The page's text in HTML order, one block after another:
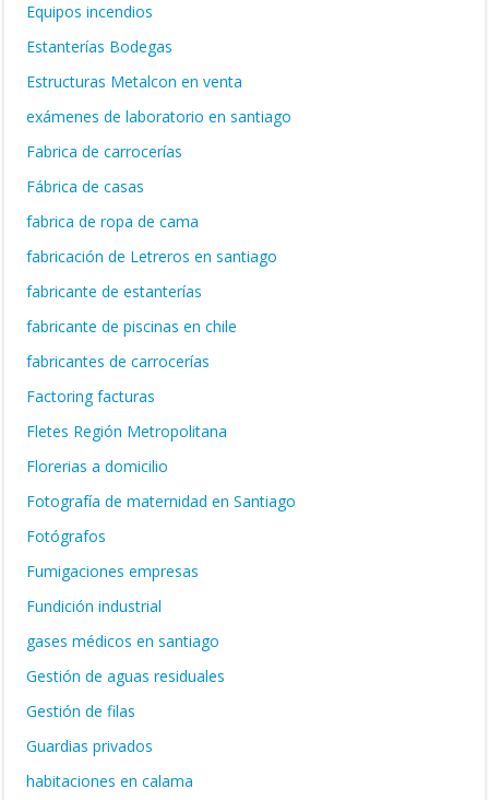
Equipos incendios
Estanterías Bodegas
Estructuras Metalcon en venta
exámenes de laboratorio en santiago
Fabrica de carrocerías
Fábrica de casas
fabrica de ropa de cama
fabricación de Letreros en santiago
fabricante de estanterías
fabricante de piscinas en chile
fabricantes de carrocerías
Factoring facturas
Fletes Región Metropolitana
Florerias a domicilio
Fotografía de maternidad en Santiago
Fotógrafos
Fumigaciones empresas
Fundición industrial
gases médicos en santiago
Gestión de aguas residuales
Gestión de filas
Guardias privados
habitaciones en calama